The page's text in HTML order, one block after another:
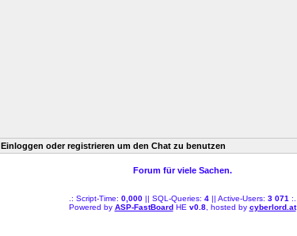
Einloggen oder registrieren um den Chat zu benutzen
Forum für viele Sachen.
.: Script-Time: 0,000|| SQL-Queries: 4|| Active-Users: 3 071 :.
Powered by ASP-FastBoardHE v0.8, hosted by cyberlord.at